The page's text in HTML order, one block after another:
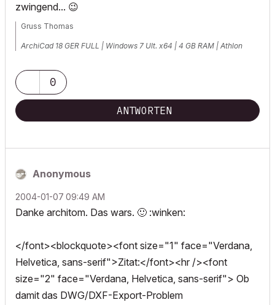
zwingend... 😉
Gruss Thomas
ArchiCad 18 GER FULL | Windows 7 Ult. x64 | 4 GB RAM | Athlon
0
ANTWORTEN
Anonymous
‎2004-01-07 09:49 AM
Danke architom. Das wars. 🙂 :winken:
</font><blockquote><font size="1" face="Verdana,
Helvetica, sans-serif">Zitat:</font><hr /><font
size="2" face="Verdana, Helvetica, sans-serif"> Ob
damit das DWG/DXF-Export-Problem